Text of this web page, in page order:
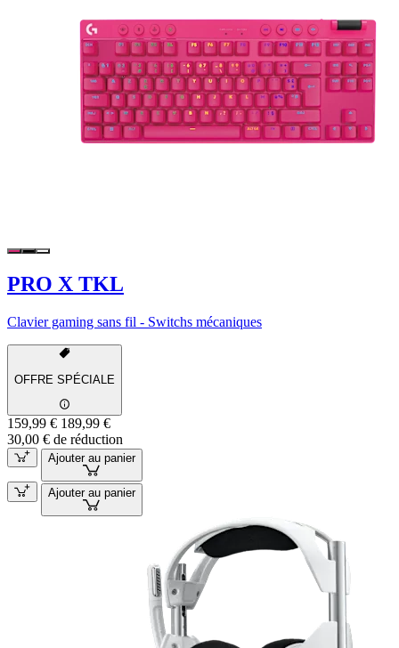
PRO X TKL
Clavier gaming sans fil - Switchs mécaniques
OFFRE SPÉCIALE
159,99 € 189,99 €
30,00 € de réduction
Ajouter au panier
Ajouter au panier